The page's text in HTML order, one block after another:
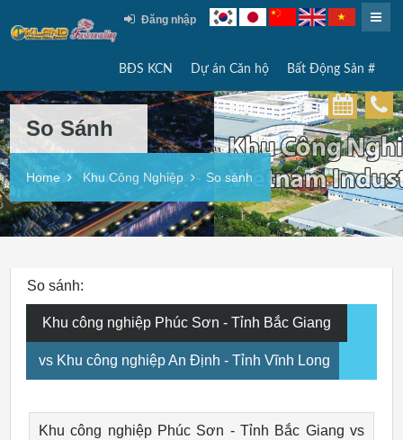
Đăng nhập
BĐS KCN Dự án Căn hộ Bất Động Sản #
So Sánh
Home Khu Công Nghiệp So sánh
So sánh:
Khu công nghiệp Phúc Sơn - Tỉnh Bắc Giang
vs Khu công nghiệp An Định - Tỉnh Vĩnh Long
Khu công nghiệp Phúc Sơn - Tỉnh Bắc Giang vs